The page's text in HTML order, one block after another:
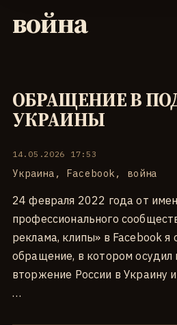
война
ОБРАЩЕНИЕ В
УКРАИНЫ
14.05.2026 17:53
Украина , Facebook, война
24 февраля 2022 года от
профессионального
реклама, клипы» в Facebook я
обращение, в котором осудил
вторжение России в Украину
…